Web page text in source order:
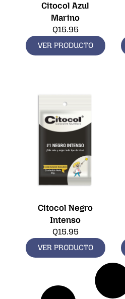
Citocol Azul
Marino
Q15.95
VER PRODUCTO
Citocol Negro
Intenso
Q15.95
VER PRODUCTO